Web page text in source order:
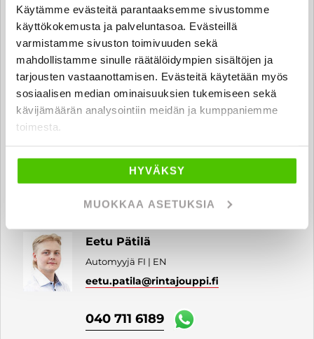
Käytämme evästeitä parantaaksemme sivustomme
käyttökokemusta ja palveluntasoa. Evästeillä
varmistamme sivuston toimivuuden sekä
mahdollistamme sinulle räätälöidympien sisältöjen ja
tarjousten vastaanottamisen. Evästeitä käytetään myös
sosiaalisen median ominaisuuksien tukemiseen sekä
kävijämäärän analysointiin meidän ja kumppaniemme
toimesta.
HYVÄKSY
MUOKKAA ASETUKSIA
040 711 3956
Panu Pääkkönen
040 711 3977
Eetu Pätilä
Automyyjä FI | EN
eetu.patila@rintajouppi.fi
040 711 6189